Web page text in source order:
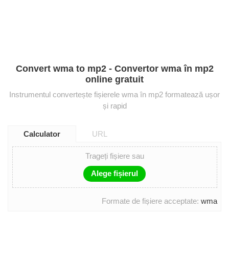
Convert wma to mp2 - Convertor wma în mp2
online gratuit
Instrumentul convertește fișierele wma în mp2 formatează ușor
și rapid
Calculator URL
Trageți fișiere sau
Alege fișierul
Formate de fișiere acceptate: wma